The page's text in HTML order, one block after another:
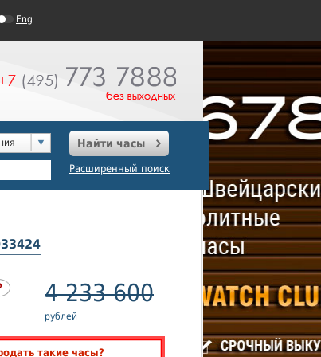
Eng
Найти часы
Расширенный поиск
4 233 600
рублей
такие часы?